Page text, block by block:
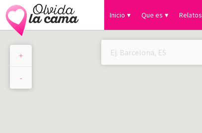
Inicio Que es Relatos
+
-
×